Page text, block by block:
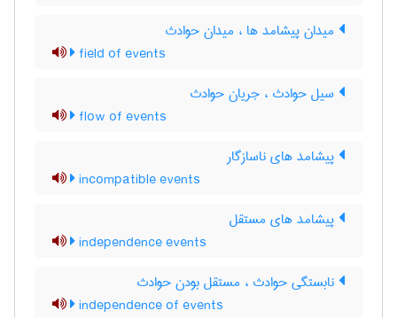
میدان پیشامد ها ، میدان حوادث
field of events
سیل حوادث ، جریان حوادث
flow of events
پیشامد های ناسازگار
incompatible events
پیشامد های مستقل
independence events
نابستگی حوادث ، مستقل بودن حوادث
independence of events